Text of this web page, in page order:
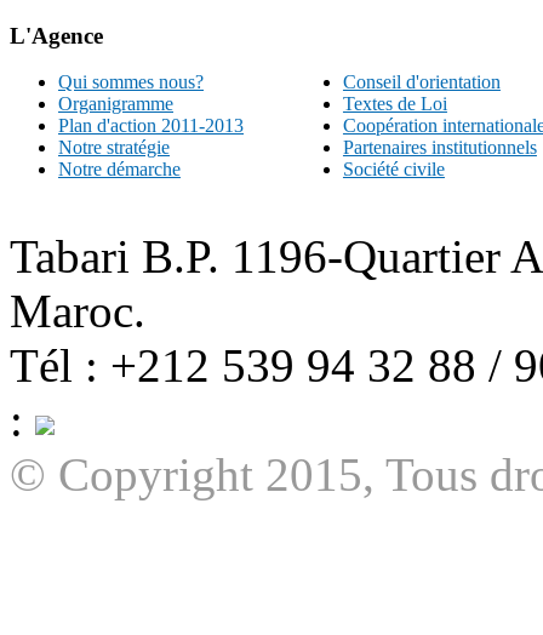
L'Agence
Qui sommes nous?
Organigramme
Plan d'action 2011-2013
Notre stratégie
Notre démarche
Conseil d'orientation
Textes de Loi
Coopération
Partenaires institutionnels
Société civile
Tabari B.P. 1196-Quartier
Maroc.
Tél : +212 539 94 32 88 /
:
© Copyright 2015, Tous